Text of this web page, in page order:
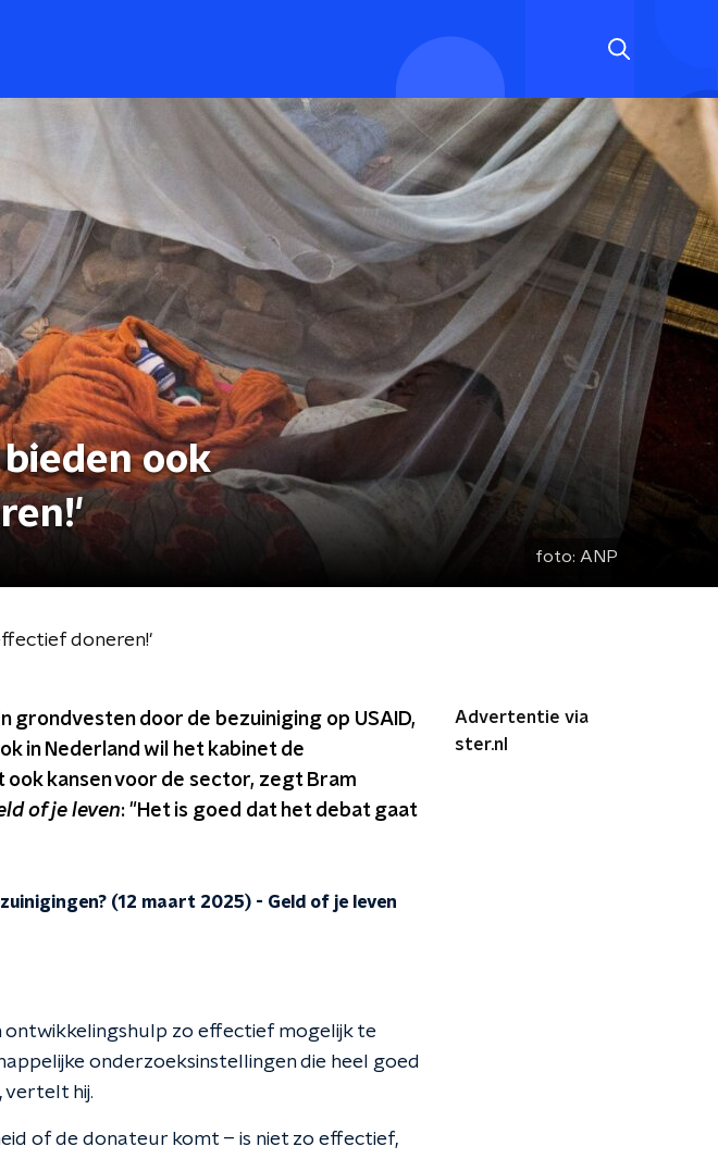
ook
foto: ANP
doneren!'
grondvesten door de bezuiniging op USAID,
in Nederland wil het kabinet de
kansen voor de sector, zegt Bram
of je leven: "Het is goed dat het debat gaat
(12 maart 2025) - Geld of je leven
ontwikkelingshulp zo effectief mogelijk te
onderzoeksinstellingen die heel goed
vertelt hij.
of de donateur komt – is niet zo effectief,
Advertentie via
ster.nl